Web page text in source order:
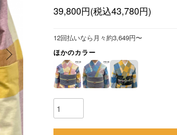
39,800円(税込43,780円)
12回払いなら月々約3,649円〜
ほかのカラー